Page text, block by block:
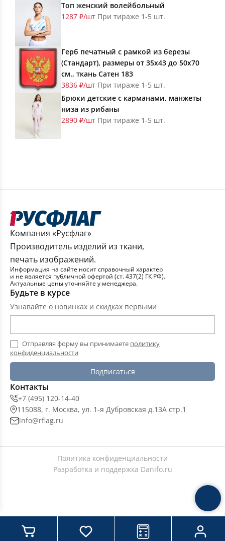
Топ женский волейбольный
1287 ₽/шт При тираже 1-5 шт.
Герб печатный с рамкой из березы
(Стандарт), размеры от 35х43 до 50х70
см., ткань Сатен 183
3836 ₽/шт При тираже 1-5 шт.
Брюки детские с карманами, манжеты
низа из рибаны
2890 ₽/шт При тираже 1-5 шт.
Компания «Русфлаг»
Производитель изделий из ткани,
печать изображений.
Информация на сайте носит справочный характер
и не является публичной офертой (ст. 437(2) ГК РФ).
Актуальные цены уточняйте у менеджера.
Будьте в курсе
Узнавайте о новинках и скидках первыми
Отправляя форму вы принимаете политику
конфиденциальности
Подписаться
Контакты
+7 (495) 120-14-40
115088, г. Москва, ул. 1-я Дубровская д.13А стр.1
info@rflag.ru
Политика конфиденциальности
Разработка и поддержка Danifo.ru